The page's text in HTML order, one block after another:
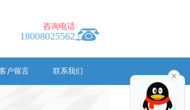
咨询电话
18008025562
户留言 联系我们